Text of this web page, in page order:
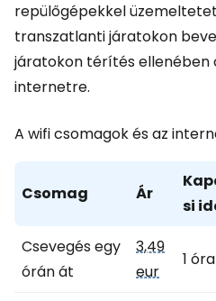
repülőgépekkel
transzatlanti járatokon
járatokon térítés ellenében
internetre.
A wifi csomagok és az
Csomag Ár
si
Csevegés egy
órán át
3,49
eur
1 óra